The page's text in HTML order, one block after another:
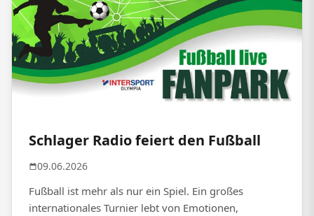
Schlager Radio feiert den Fußball
09.06.2026
Fußball ist mehr als nur ein Spiel. Ein großes
internationales Turnier lebt von Emotionen,